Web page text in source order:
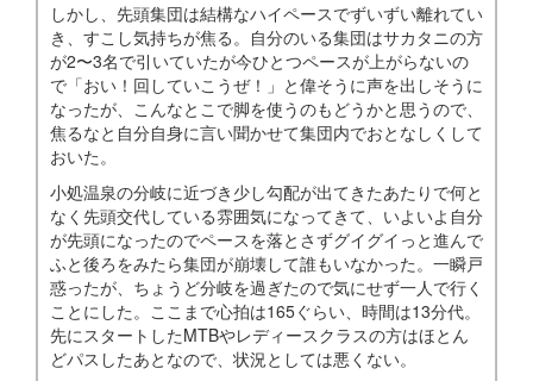
しかし、先頭集団は結構なハイペースでずいずい離れてい
き、すこし気持ちが焦る。自分のいる集団はサカタニの方
が2〜3名で引いていたが今ひとつペースが上がらないの
で「おい！回していこうぜ！」と偉そうに声を出しそうに
なったが、こんなとこで脚を使うのもどうかと思うので、
焦るなと自分自身に言い聞かせて集団内でおとなしくして
おいた。
小処温泉の分岐に近づき少し勾配が出てきたあたりで何と
なく先頭交代している雰囲気になってきて、いよいよ自分
が先頭になったのでペースを落とさずグイグイっと進んで
ふと後ろをみたら集団が崩壊して誰もいなかった。一瞬戸
惑ったが、ちょうど分岐を過ぎたので気にせず一人で行く
ことにした。ここまで心拍は165ぐらい、時間は13分代。
先にスタートしたMTBやレディースクラスの方はほとん
どパスしたあとなので、状況としては悪くない。